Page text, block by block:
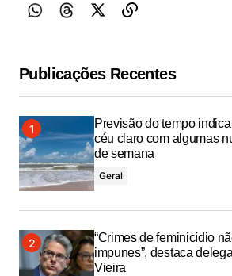
Publicações Recentes
Previsão do tempo
céu claro com algumas
de semana
Geral
“Crimes de feminicídio
impunes”, destaca
Vieira